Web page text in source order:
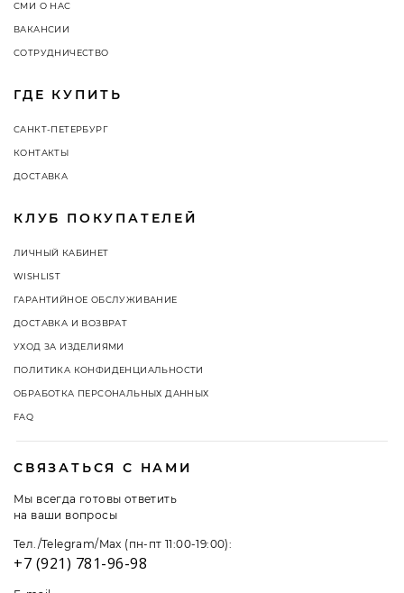
СМИ О НАС
ВАКАНСИИ
СОТРУДНИЧЕСТВО
ГДЕ КУПИТЬ
САНКТ-ПЕТЕРБУРГ
КОНТАКТЫ
ДОСТАВКА
КЛУБ ПОКУПАТЕЛЕЙ
ЛИЧНЫЙ КАБИНЕТ
WISHLIST
ГАРАНТИЙНОЕ ОБСЛУЖИВАНИЕ
ДОСТАВКА И ВОЗВРАТ
УХОД ЗА ИЗДЕЛИЯМИ
ПОЛИТИКА КОНФИДЕНЦИАЛЬНОСТИ
ОБРАБОТКА ПЕРСОНАЛЬНЫХ ДАННЫХ
FAQ
СВЯЗАТЬСЯ С НАМИ
Мы всегда готовы ответить
на ваши вопросы
Тел./Telegram/Max (пн-пт 11:00-19:00):
+7 (921) 781-96-98